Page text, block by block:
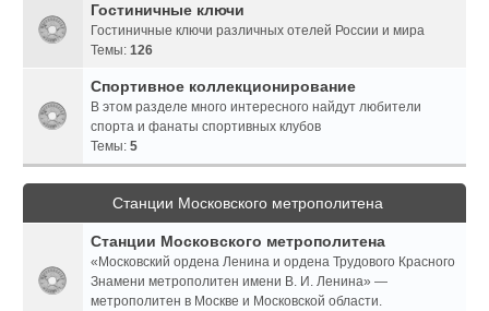
Гостиничные ключи
Гостиничные ключи различных отелей России и мира
Темы:126
Спортивное коллекционирование
В этом разделе много интересного найдут любители
спорта и фанаты спортивных клубов
Темы:5
Станции Московского метрополитена
Станции Московского метрополитена
«Московский ордена Ленина и ордена Трудового Красного
Знамени метрополитен имени В. И. Ленина» —
метрополитен в Москве и Московской области.